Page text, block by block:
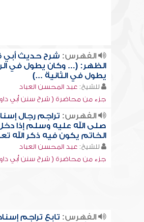
الفهرس: شرح حديث أبي
الظهر: (... وكان يطول في
يطول في الثانية ...)
للشيخ: عبد المحسن العباد
جزء من محاضرة ( شرح سنن أبي داود
الفهرس: تراجم رجال
صلى الله عليه وسلم إذا
الخاتم يكون فيه ذكر الله
للشيخ: عبد المحسن العباد
جزء من محاضرة ( شرح سنن أبي داود
الفهرس: تابع تراجم